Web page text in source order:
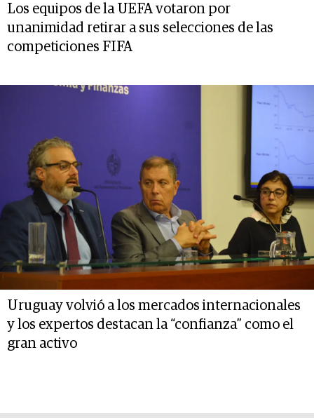
Los equipos de la UEFA votaron por
unanimidad retirar a sus selecciones de las
competiciones FIFA
Uruguay volvió a los mercados internacionales
y los expertos destacan la “confianza” como el
gran activo